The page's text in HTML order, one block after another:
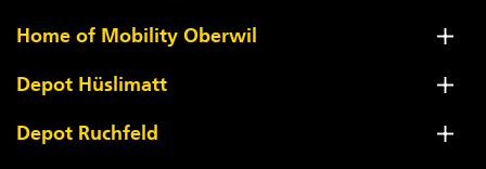
Home of Mobility Oberwil
Depot Hüslimatt
Depot Ruchfeld